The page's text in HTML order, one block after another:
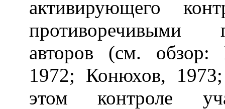
активирующего
противоречивыми
авторов (см. обзор:
1972; Конюхов,
этом контроле